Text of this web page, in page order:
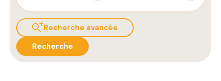
Recherche avancée
Recherche